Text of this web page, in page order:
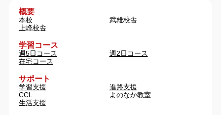
概要
本校
武雄校舎
上峰校舎
学習コース
週5日コース
週2日コース
在宅コース
サポート
学習支援
進路支援
CCL
よのなか教室
生活支援